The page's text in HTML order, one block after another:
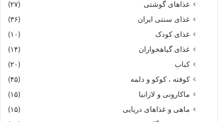
بزخم و بافگندن از تخت و گاه‏
ز فرزند کشته بپیچد دلم
بدو گفت اى زن تو آرام گیر
غذاهای گوشتی
(۲۷)
غذای سنتی ایران
(۳۶)
غذای کودک
(۱۰)
غذای گیاهخواران
(۱۴)
کباب
(۲۰)
کوفته ، کوکو و دلمه
(۴۵)
ماکارونی و لازانیا
(۱۵)
ماهی و غذاهای دریایی
(۱۵)